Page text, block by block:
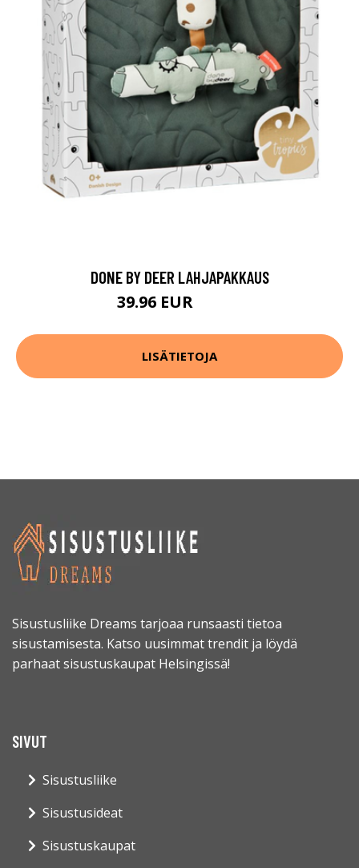
DONE BY DEER LAHJAPAKKAUS
39.96 EUR
LISÄTIETOJA
Sisustusliike Dreams tarjoaa runsaasti tietoa
sisustamisesta. Katso uusimmat trendit ja löydä
parhaat sisustuskaupat Helsingissä!
SIVUT
Sisustusliike
Sisustusideat
Sisustuskaupat